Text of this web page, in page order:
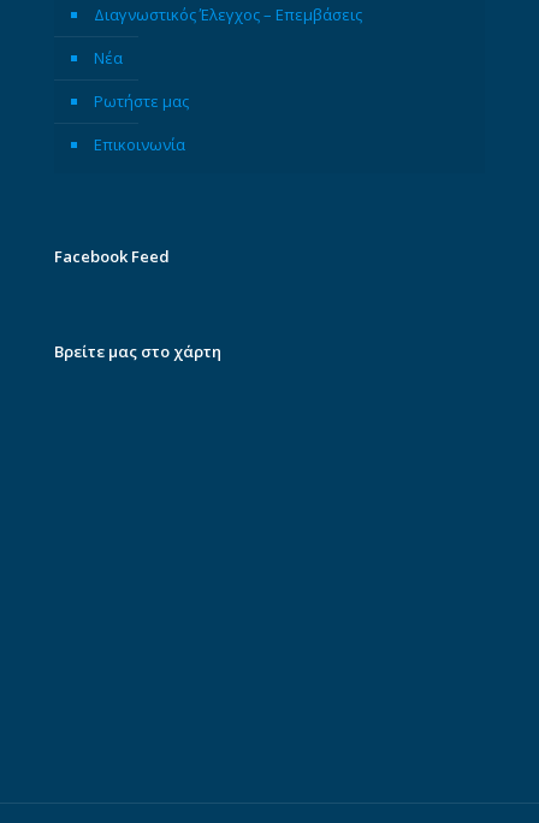
Διαγνωστικός Έλεγχος – Επεμβάσεις
Νέα
Ρωτήστε μας
Επικοινωνία
Facebook Feed
Βρείτε μας στο χάρτη